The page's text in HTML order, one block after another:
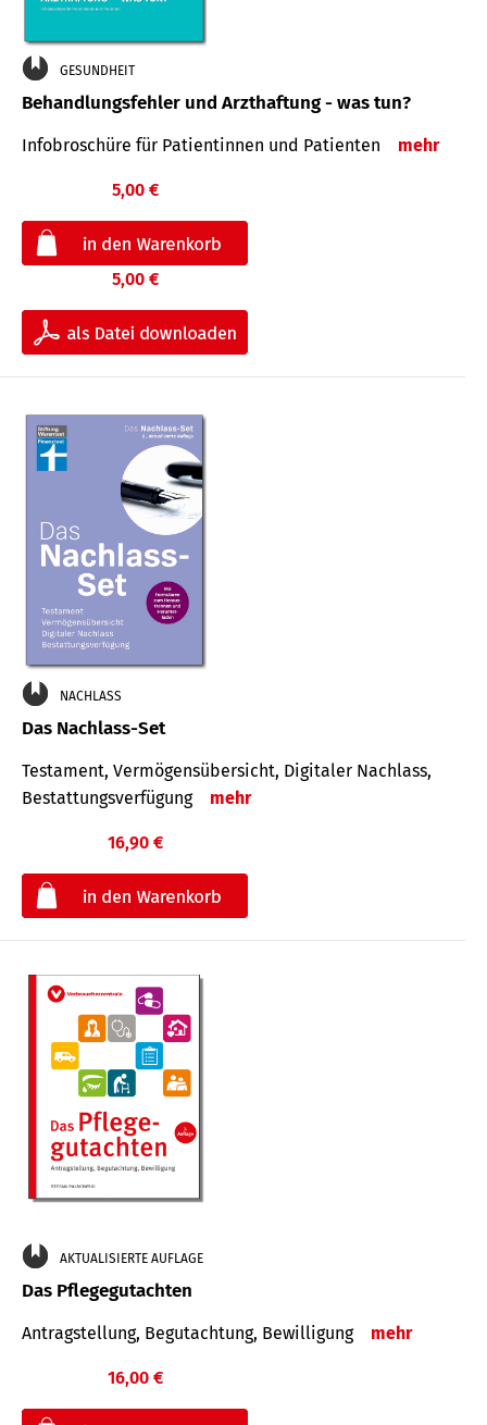
GESUNDHEIT
Behandlungsfehler und Arzthaftung - was tun?
Infobroschüre für Patientinnen und Patienten mehr
5,00 €
5,00 €
NACHLASS
Das Nachlass-Set
Testament, Vermögens­übersicht, Digitaler Nach­lass,
Bestat­tungs­ver­fügung
mehr
16,90 €
AKTUALISIERTE AUFLAGE
Das Pflegegutachten
Antragstellung, Begutachtung, Bewilligung mehr
16,00 €